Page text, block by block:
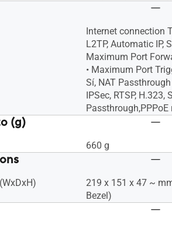
Internet connection
L2TP, Automatic IP,
Maximum Port
• Maximum Port
Sí, NAT Passthrough
IPSec, RTSP, H.323,
Passthrough,PPPoE
(g)
660 g
219 x 151 x 47 ~
Bezel)